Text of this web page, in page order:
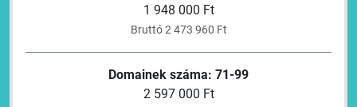
1 948 000 Ft
Bruttó 2 473 960 Ft
Domainek száma: 71-99
2 597 000 Ft